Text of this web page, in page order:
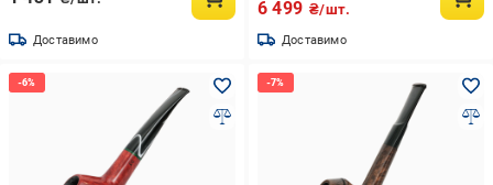
Доставимо
6 499 ₴/шт.
Доставимо